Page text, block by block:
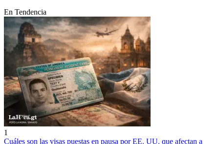
En Tendencia
1
Cuáles son las visas puestas en pausa por EE. UU. que afectan a